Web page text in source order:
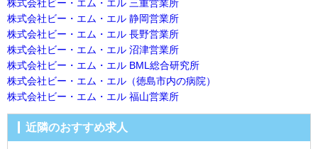
最寄り駅1
田県神社前
最寄り駅2
柏森
最寄り駅3
楽田
株式会社ビー・エム・エル 三重営業所
株式会社ビー・エム・エル 静岡営業所
株式会社ビー・エム・エル 長野営業所
株式会社ビー・エム・エル 沼津営業所
株式会社ビー・エム・エル BML総合研究所
株式会社ビー・エム・エル（徳島市内の病院）
株式会社ビー・エム・エル 福山営業所
近隣のおすすめ求人